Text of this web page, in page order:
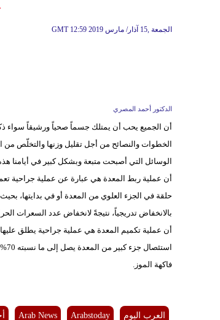
GMT 12:59 2019 الجمعة ,15 آذار/ مارس
الدكتور أحمد المصري
أن الجميع يحب أن يمتلك جسماً صحياً ورشيقاً سواء
الخطوات والنصائح من أجل تقليل وزنها والتخلّص
الوسائل التي أصبحت متبعة وبشكل كبير في أيامنا
أن عملية ربط المعدة هي عبارة عن عملية جراحية
حلقة في الجزء العلوي من المعدة أو في بدايتها،
بالانخفاض تدريجياً، نتيجةً لانخفاض عدد السعرات
أن عملية تكميم المعدة هي عملية جراحية يطلق عليها
فاكهة الموز.
العرب اليوم Arabstoday
Arab News